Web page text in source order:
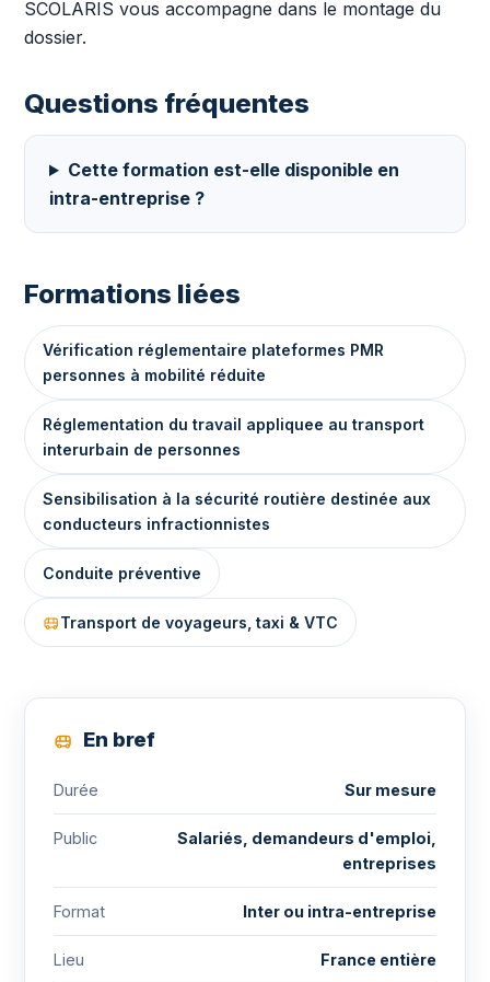
SCOLARIS vous accompagne dans le montage du
dossier.
Questions fréquentes
Cette formation est-elle disponible en
intra-entreprise ?
Formations liées
Vérification réglementaire plateformes PMR
personnes à mobilité réduite
Réglementation du travail appliquee au transport
interurbain de personnes
Sensibilisation à la sécurité routière destinée aux
conducteurs infractionnistes
Conduite préventive
Transport de voyageurs, taxi & VTC
En bref
Durée Sur mesure
Public
Salariés, demandeurs d'emploi,
entreprises
Format Inter ou intra-entreprise
Lieu France entière